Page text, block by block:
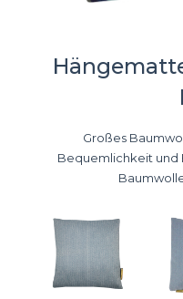
Großes
Bequemlichkeit und